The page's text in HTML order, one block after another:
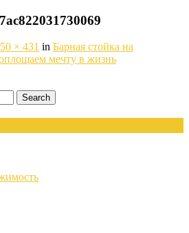
× 431 in Барная стойка на
мечту в жизнь